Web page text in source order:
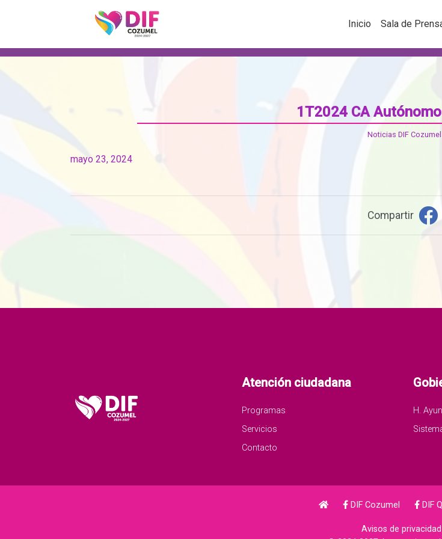
Inicio Sala de
1T2024 CA
Noticias DIF Cozumel
mayo 23, 2024
Compartir
Atención ciudadana
Programas
Servicios
Contacto
H.
DIF Cozumel DIF
Avisos de privacidad